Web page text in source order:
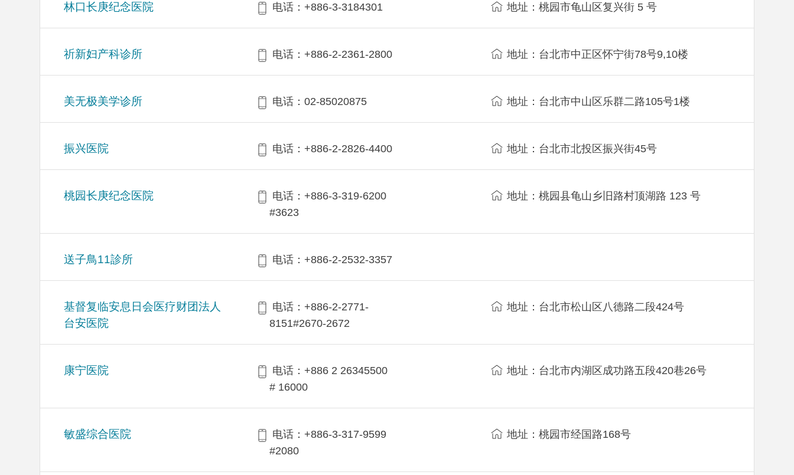
林口长庚纪念医院 电话：+886-3-3184301 地址：桃园市龟山区复兴街 5 号
祈新妇产科诊所 电话：+886-2-2361-2800 地址：台北市中正区怀宁街78号9,10楼
美无极美学诊所 电话：02-85020875 地址：台北市中山区乐群二路105号1楼
振兴医院 电话：+886-2-2826-4400 地址：台北市北投区振兴街45号
桃园长庚纪念医院
电话：+886-3-319-6200
#3623
地址：桃园县龟山乡旧路村顶湖路 123 号
送子鳥11診所 电话：+886-2-2532-3357
基督复临安息日会医疗财团法人
台安医院
电话：+886-2-2771-
8151#2670-2672
地址：台北市松山区八德路二段424号
康宁医院
电话：+886 2 26345500
# 16000
地址：台北市内湖区成功路五段420巷26号
敏盛综合医院
电话：+886-3-317-9599
#2080
地址：桃园市经国路168号